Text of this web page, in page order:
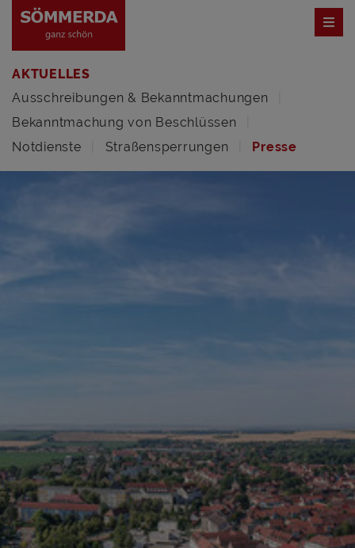
AKTUELLES
Ausschreibungen & Bekanntmachungen
Bekanntmachung von Beschlüssen
Notdienste
Straßensperrungen Presse